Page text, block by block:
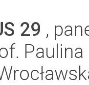
29 ,
Paulina